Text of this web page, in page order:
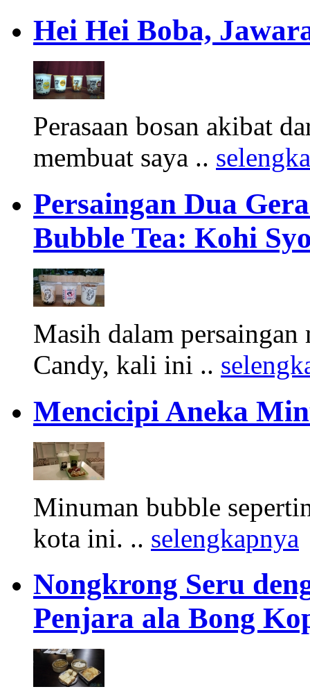
Hei Hei Boba,
Perasaan bosan akibat
membuat saya ..
Persaingan Dua
Bubble Tea: Kohi
Masih dalam
Candy, kali ini ..
Mencicipi Aneka
Minuman bubble
kota ini. .. selengkapnya
Nongkrong Seru
Penjara ala Bong